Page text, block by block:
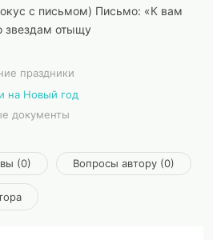
с письмом) Письмо: «К вам
звездам отыщу
праздники
на Новый год
документы
(0) Вопросы автору (0)